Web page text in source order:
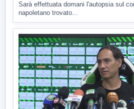
Sarà effettuata domani l'autopsia sul
napoletano trovato...